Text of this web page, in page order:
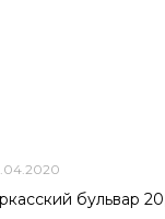
бульвар